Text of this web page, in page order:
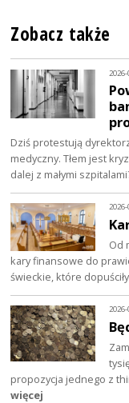
Zobacz także
Dziś protestują
medyczny. Tłem jest
dalej z małymi
Od
kary finansowe do
świeckie, które
propozycja jednego z
więcej